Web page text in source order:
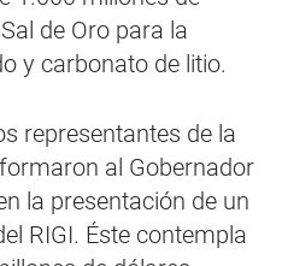
de Oro para la
y carbonato de litio.
representantes de la
al Gobernador
la presentación de un
RIGI. Éste contempla